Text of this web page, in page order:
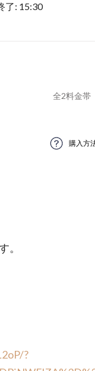
了: 15:30
全2料金帯
購入方
。
?